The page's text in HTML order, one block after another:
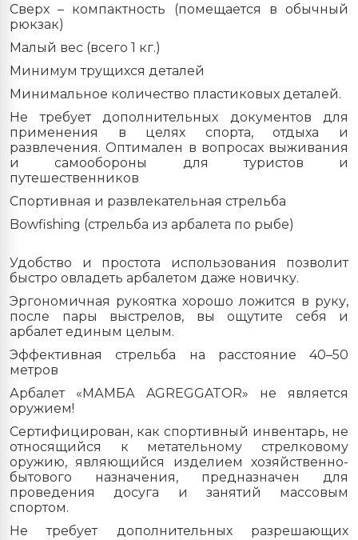
Сверх – компактность (помещается в обычный
рюкзак)
Малый вес (всего 1 кг.)
Минимум трущихся деталей
Минимальное количество пластиковых деталей.
Не требует дополнительных документов для
применения в целях спорта, отдыха и
развлечения. Оптимален в вопросах выживания
и самообороны для туристов и
путешественников
Спортивная и развлекательная стрельба
Bowfishing (стрельба из арбалета по рыбе)
Удобство и простота использования позволит
быстро овладеть арбалетом даже новичку.
Эргономичная рукоятка хорошо ложится в руку,
после пары выстрелов, вы ощутите себя и
арбалет единым целым.
Эффективная стрельба на расстояние 40–50
метров
Арбалет «МАМБА AGREGGATOR» не является
оружием!
Сертифицирован, как спортивный инвентарь, не
относящийся к метательному стрелковому
оружию, являющийся изделием хозяйственно-
бытового назначения, предназначен для
проведения досуга и занятий массовым
спортом.
Не требует дополнительных разрешающих